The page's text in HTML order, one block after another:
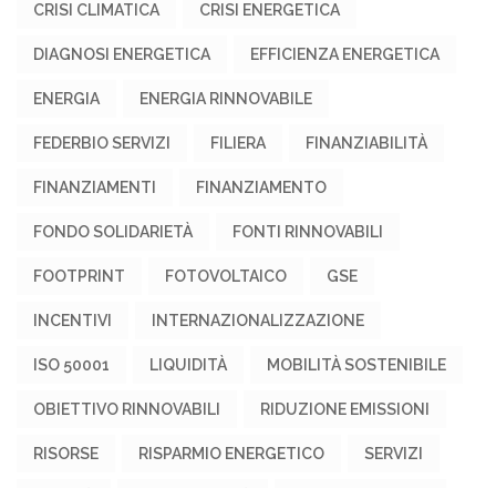
CRISI CLIMATICA CRISI ENERGETICA
DIAGNOSI ENERGETICA EFFICIENZA ENERGETICA
ENERGIA ENERGIA RINNOVABILE
FEDERBIO SERVIZI FILIERA FINANZIABILITÀ
FINANZIAMENTI FINANZIAMENTO
FONDO SOLIDARIETÀ FONTI RINNOVABILI
FOOTPRINT FOTOVOLTAICO GSE
INCENTIVI INTERNAZIONALIZZAZIONE
ISO 50001 LIQUIDITÀ MOBILITÀ SOSTENIBILE
OBIETTIVO RINNOVABILI RIDUZIONE EMISSIONI
RISORSE RISPARMIO ENERGETICO SERVIZI